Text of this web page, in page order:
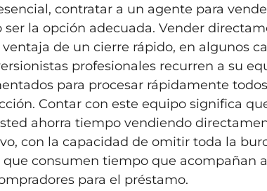
contratar a un agente para
ser la opción adecuada. Vender
de un cierre rápido, en algunos
profesionales recurren a su
para procesar rápidamente
Contar con este equipo significa
ahorra tiempo vendiendo
con la capacidad de omitir toda la
que consumen tiempo que acompañan
para el préstamo.